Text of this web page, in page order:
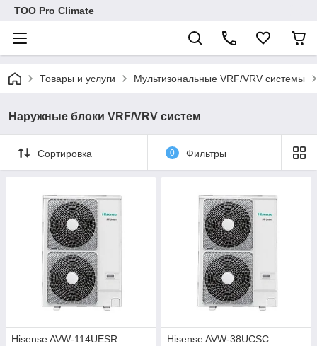
ТОО Pro Climate
Товары и услуги Мультизональные VRF/VRV системы
Наружные блоки VRF/VRV систем
Сортировка 0 Фильтры
Hisense AVW-114UESR
Hisense AVW-38UCSC